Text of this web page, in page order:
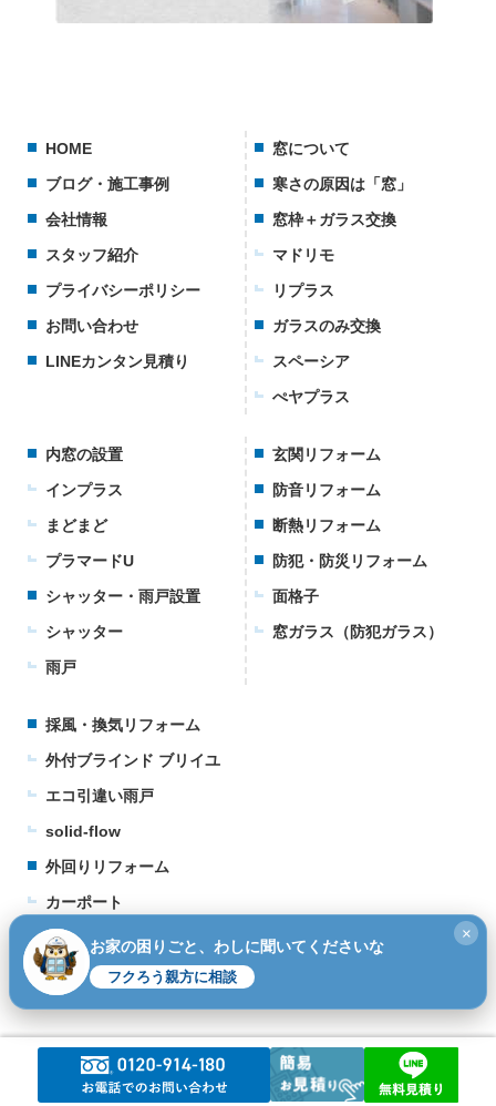
HOME
ブログ・施工事例
会社情報
スタッフ紹介
プライバシーポリシー
お問い合わせ
LINEカンタン見積り
窓について
寒さの原因は「窓」
窓枠＋ガラス交換
マドリモ
リプラス
ガラスのみ交換
スペーシア
ぺヤプラス
内窓の設置
インプラス
まどまど
プラマードU
シャッター・雨戸設置
シャッター
雨戸
玄関リフォーム
防音リフォーム
断熱リフォーム
防犯・防災リフォーム
面格子
窓ガラス（防犯ガラス）
採風・換気リフォーム
外付ブラインド ブリイユ
エコ引違い雨戸
solid-flow
外回りリフォーム
カーポート
ウッドデッキ
テラス
窓・シャッター・玄関リフォームの専門店｜フクシマ建材. All rights reserved.
お家の困りごと、わしに聞いてくださいな
フクろう親方に相談
×